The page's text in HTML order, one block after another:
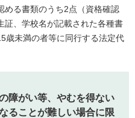
める書類のうち2点（資格確認
証、学校名が記載された各種書
未満の者等に同行する法定代
障がい等、やむを得ない
ることが難しい場合に限